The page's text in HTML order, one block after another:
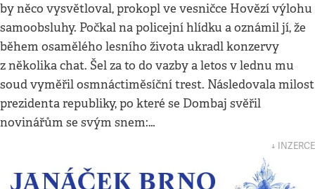
by něco vysvětloval, prokopl ve vesničce Hovězí výlohu
samoobsluhy. Počkal na policejní hlídku a oznámil jí, že
během osamělého lesního života ukradl konzervy
z několika chat. Šel za to do vazby a letos v lednu mu
soud vyměřil osmnáctiměsíční trest. Následovala milost
prezidenta republiky, po které se Dombaj svěřil
novinářům se svým snem:…
↓ INZERCE